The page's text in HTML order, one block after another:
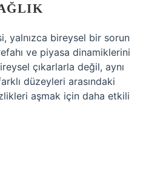
yalnızca bireysel bir sorun
ve piyasa dinamiklerini
çıkarlarla değil, aynı
düzeyleri arasındaki
aşmak için daha etkili